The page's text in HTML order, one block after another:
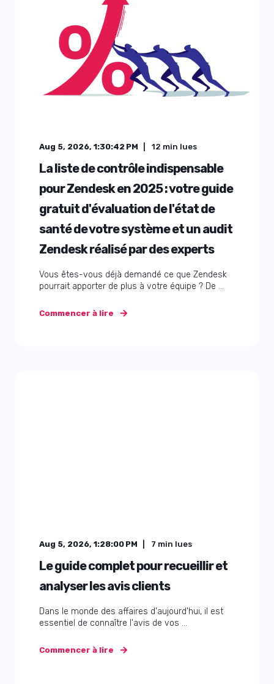
Aug 5, 2026, 1:30:42 PM 12 min lues
La liste de contrôle indispensable
pour Zendesk en 2025 : votre guide
gratuit d'évaluation de l'état de
santé de votre système et un audit
Zendesk réalisé par des experts
Vous êtes-vous déjà demandé ce que Zendesk
pourrait apporter de plus à votre équipe ? De ...
Commencer à lire
Aug 5, 2026, 1:28:00 PM 7 min lues
Le guide complet pour recueillir et
analyser les avis clients
Dans le monde des affaires d'aujourd'hui, il est
essentiel de connaître l'avis de vos ...
Commencer à lire